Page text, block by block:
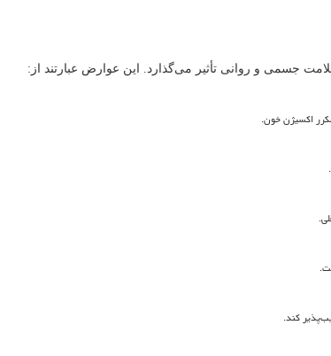
جسمی و روانی تأثیر می‌گذارد. این عوارض عبارتند از:
اکسیژن خون.
کند.